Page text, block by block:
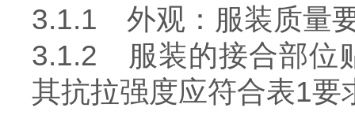
3.1.1 外观：服装质量
3.1.2 服装的接合部位
其抗拉强度应符合表1要